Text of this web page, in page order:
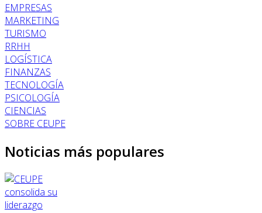
EMPRESAS
MARKETING
TURISMO
RRHH
LOGÍSTICA
FINANZAS
TECNOLOGÍA
PSICOLOGÍA
CIENCIAS
SOBRE CEUPE
Noticias más populares